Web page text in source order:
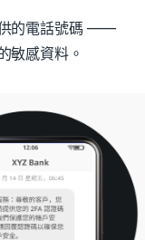
供的電話號碼 ——
敏感資料。